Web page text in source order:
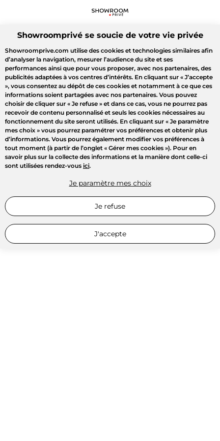
Showroomprivé se soucie de votre vie privée
Showroomprive.com utilise des cookies et technologies similaires afin
d’analyser la navigation, mesurer l’audience du site et ses
performances ainsi que pour vous proposer, avec nos partenaires, des
publicités adaptées à vos centres d’intérêts. En cliquant sur « J’accepte
», vous consentez au dépôt de ces cookies et notamment à ce que ces
informations soient partagées avec nos partenaires. Vous pouvez
choisir de cliquer sur « Je refuse » et dans ce cas, vous ne pourrez pas
recevoir de contenu personnalisé et seuls les cookies nécessaires au
fonctionnement du site seront utilisés. En cliquant sur « Je paramètre
mes choix » vous pourrez paramétrer vos préférences et obtenir plus
d’informations. Vous pourrez également modifier vos préférences à
tout moment (à partir de l’onglet « Gérer mes cookies »). Pour en
savoir plus sur la collecte des informations et la manière dont celle-ci
sont utilisées rendez-vous ici.
Je paramètre mes choix
Je refuse
J'accepte